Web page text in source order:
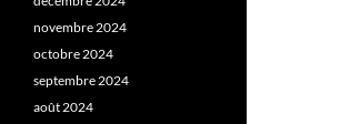
novembre 2024
octobre 2024
septembre 2024
août 2024